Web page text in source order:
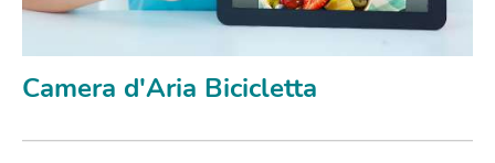
Camera d'Aria Bicicletta